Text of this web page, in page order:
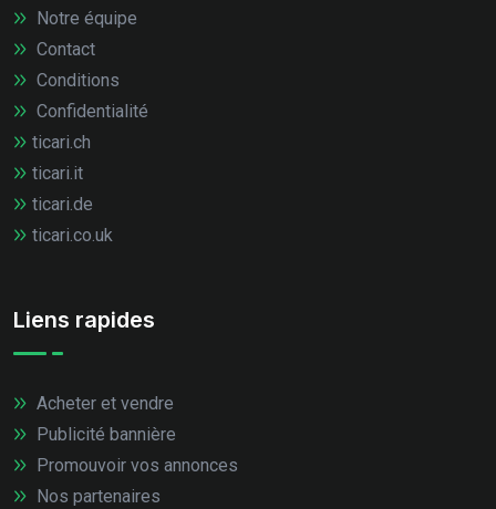
Notre équipe
Contact
Conditions
Confidentialité
ticari.ch
ticari.it
ticari.de
ticari.co.uk
Liens rapides
Acheter et vendre
Publicité bannière
Promouvoir vos annonces
Nos partenaires